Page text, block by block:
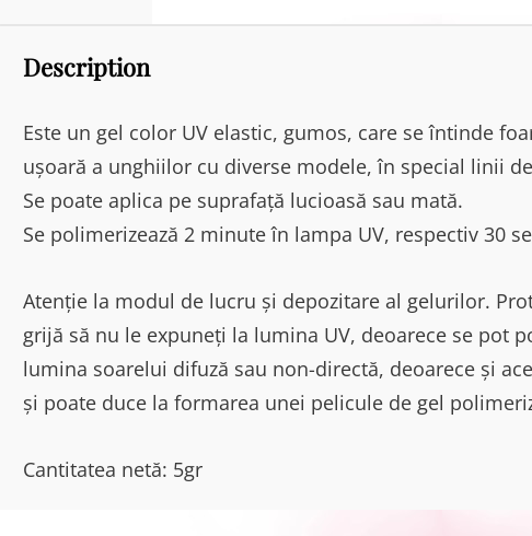
Description
Este un gel color UV elastic, gumos, care se întinde
ușoară a unghiilor cu diverse modele, în special linii
Se poate aplica pe suprafață lucioasă sau mată.
Se polimerizează 2 minute în lampa UV, respectiv 30
Atenție la modul de lucru și depozitare al gelurilor.
grijă să nu le expuneți la lumina UV, deoarece se pot
lumina soarelui difuză sau non-directă, deoarece și
și poate duce la formarea unei pelicule de gel
Cantitatea netă: 5gr